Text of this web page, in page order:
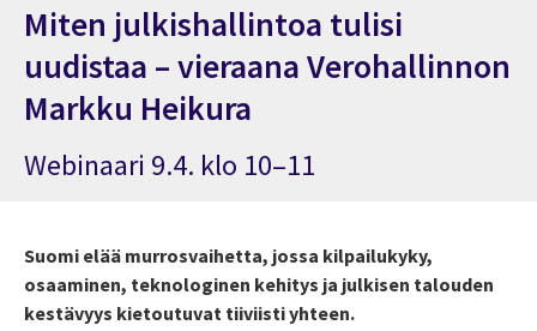
Miten julkishallintoa tulisi
uudistaa – vieraana Verohallinnon
Markku Heikura
Webinaari 9.4. klo 10–11
Suomi elää murrosvaihetta, jossa kilpailukyky,
osaaminen, teknologinen kehitys ja julkisen talouden
kestävyys kietoutuvat tiiviisti yhteen.